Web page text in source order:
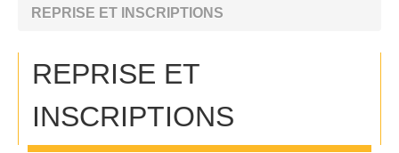
REPRISE ET INSCRIPTIONS
REPRISE ET
INSCRIPTIONS